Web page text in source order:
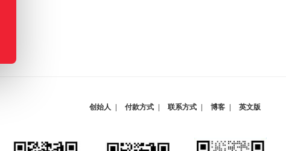
创始人 付款方式 联系方式 博客 英文版